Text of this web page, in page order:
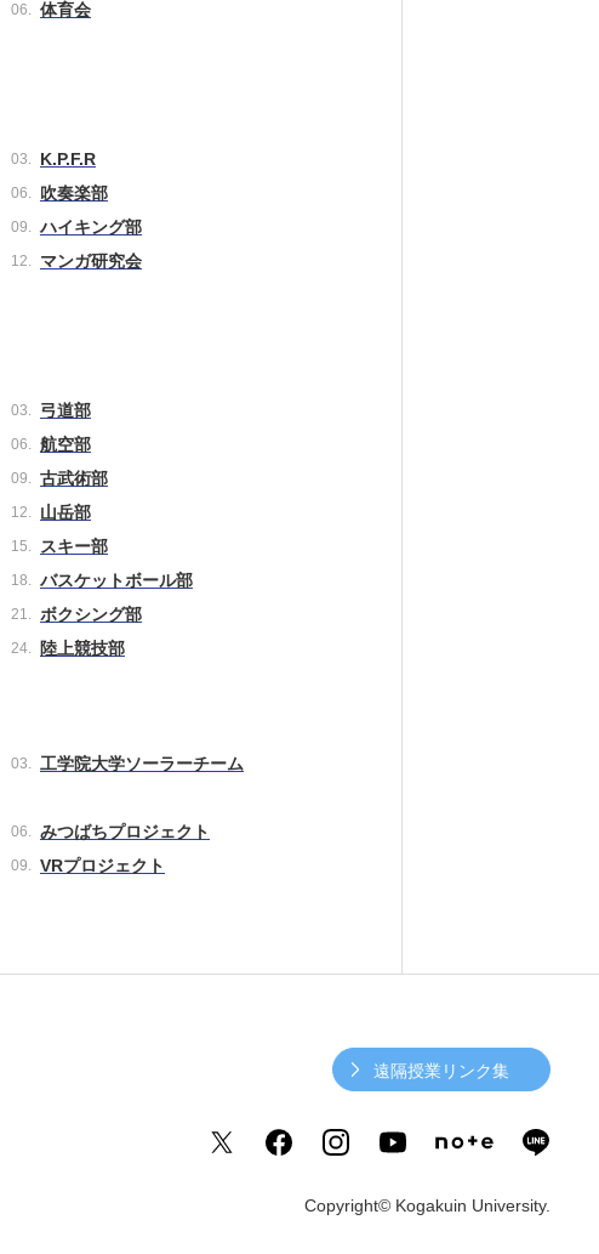
体育会
K.P.F.R
吹奏楽部
ハイキング部
マンガ研究会
弓道部
航空部
古武術部
山岳部
スキー部
バスケットボール部
ボクシング部
陸上競技部
工学院大学ソーラーチーム
みつばちプロジェクト
VRプロジェクト
遠隔授業リンク集
Copyright© Kogakuin University.